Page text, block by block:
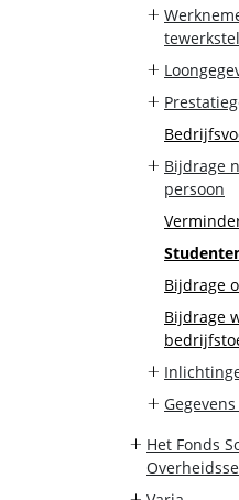
Bijdrage
persoon
Bijdrage
Bijdrage
Het Fonds